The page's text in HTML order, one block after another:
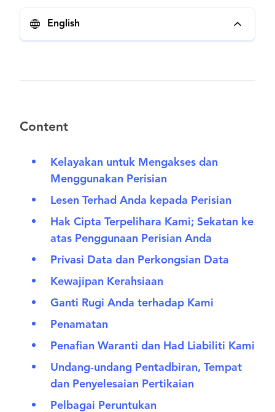
English
Content
Kelayakan untuk Mengakses dan
Menggunakan Perisian
Lesen Terhad Anda kepada Perisian
Hak Cipta Terpelihara Kami; Sekatan ke
atas Penggunaan Perisian Anda
Privasi Data dan Perkongsian Data
Kewajipan Kerahsiaan
Ganti Rugi Anda terhadap Kami
Penamatan
Penafian Waranti dan Had Liabiliti Kami
Undang-undang Pentadbiran, Tempat
dan Penyelesaian Pertikaian
Pelbagai Peruntukan